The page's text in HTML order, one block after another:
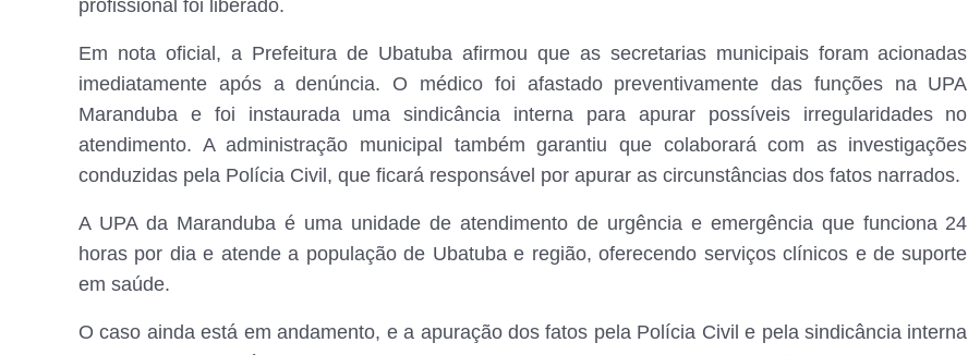
profissional foi liberado.
Em nota oficial, a Prefeitura de Ubatuba afirmou que as secretarias municipais foram acionadas
imediatamente após a denúncia. O médico foi afastado preventivamente das funções na UPA
Maranduba e foi instaurada uma sindicância interna para apurar possíveis irregularidades no
atendimento. A administração municipal também garantiu que colaborará com as investigações
conduzidas pela Polícia Civil, que ficará responsável por apurar as circunstâncias dos fatos narrados.
A UPA da Maranduba é uma unidade de atendimento de urgência e emergência que funciona 24
horas por dia e atende a população de Ubatuba e região, oferecendo serviços clínicos e de suporte
em saúde.
O caso ainda está em andamento, e a apuração dos fatos pela Polícia Civil e pela sindicância interna